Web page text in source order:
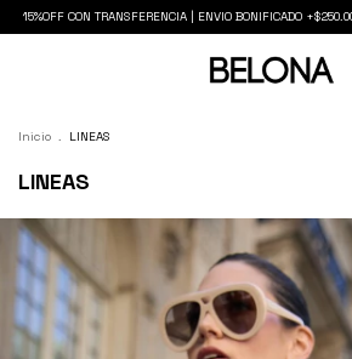
15%OFF CON TRANSFERENCIA | ENVIO BONIFICADO
Inicio . LINEAS
LINEAS